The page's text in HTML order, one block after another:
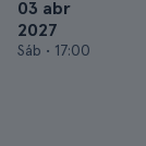
03 abr
2027
Sáb • 17:00